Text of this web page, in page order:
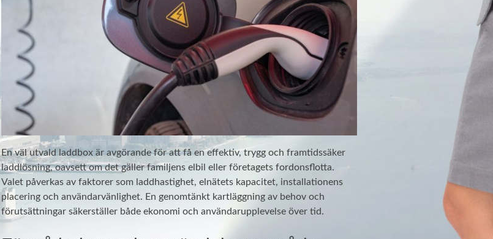
En väl utvald laddbox är avgörande för att få en effektiv, trygg och framtidssäker
laddlösning, oavsett om det gäller familjens elbil eller företagets fordonsflotta.
Valet påverkas av faktorer som laddhastighet, elnätets kapacitet, installationens
placering och användarvänlighet. En genomtänkt kartläggning av behov och
förutsättningar säkerställer både ekonomi och användarupplevelse över tid.